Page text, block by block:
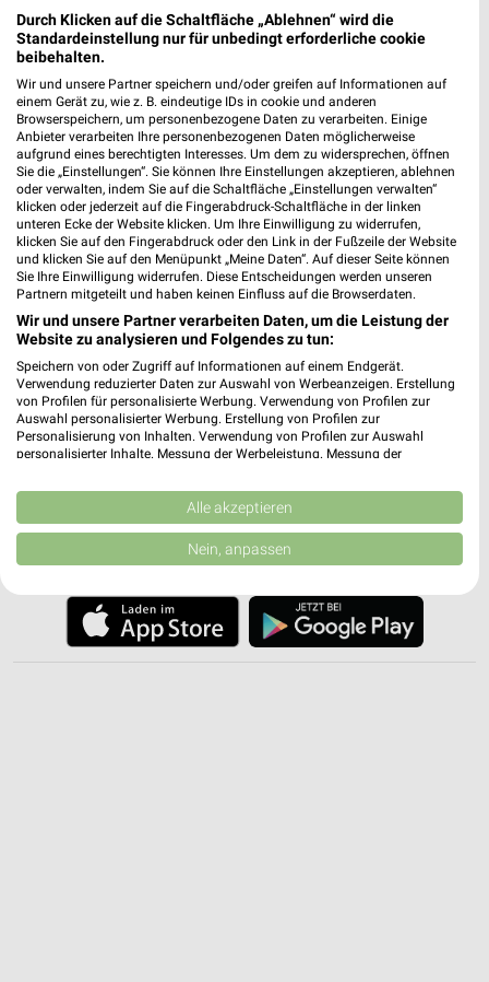
MEHR PROSPEKTE
weekli - Prospekte & Angebote App
Alle REWE Angebote immer griffbereit – mit der kostenlosen
weekli App für iOS & Android.
✔Standortgenaue Angebote
✔Folge deinem Lieblingshändler
Einkaufsliste - Einkauf stressfrei planen
JETZT LADEN UND SPAREN!
Durch Klicken auf die Schaltfläche „Ablehnen“ wird die
Standardeinstellung nur für unbedingt erforderliche cookie
beibehalten.
Wir und unsere Partner speichern und/oder greifen auf Informationen auf
einem Gerät zu, wie z. B. eindeutige IDs in cookie und anderen
Browserspeichern, um personenbezogene Daten zu verarbeiten. Einige
Anbieter verarbeiten Ihre personenbezogenen Daten möglicherweise
aufgrund eines berechtigten Interesses. Um dem zu widersprechen, öffnen
Sie die „Einstellungen“. Sie können Ihre Einstellungen akzeptieren, ablehnen
oder verwalten, indem Sie auf die Schaltfläche „Einstellungen verwalten“
klicken oder jederzeit auf die Fingerabdruck-Schaltfläche in der linken
unteren Ecke der Website klicken. Um Ihre Einwilligung zu widerrufen,
klicken Sie auf den Fingerabdruck oder den Link in der Fußzeile der Website
und klicken Sie auf den Menüpunkt „Meine Daten“. Auf dieser Seite können
Sie Ihre Einwilligung widerrufen. Diese Entscheidungen werden unseren
Partnern mitgeteilt und haben keinen Einfluss auf die Browserdaten.
Wir und unsere Partner verarbeiten Daten, um die Leistung der
Website zu analysieren und Folgendes zu tun:
Speichern von oder Zugriff auf Informationen auf einem Endgerät.
Verwendung reduzierter Daten zur Auswahl von Werbeanzeigen. Erstellung
von Profilen für personalisierte Werbung. Verwendung von Profilen zur
Auswahl personalisierter Werbung. Erstellung von Profilen zur
Personalisierung von Inhalten. Verwendung von Profilen zur Auswahl
personalisierter Inhalte. Messung der Werbeleistung. Messung der
Kombinationen von Daten aus verschiedenen Quellen. Entwicklung und
Verbesserung der Angebote. Verwendung reduzierter Daten zur Auswahl
von Inhalten.
Daten können außerhalb der Europäischen Union weitergegeben und in die
USA gesendet werden.
Website/App.
Partnerliste anzeigen (1 IAB-Anbieter)
Alle akzeptieren
Nein, anpassen